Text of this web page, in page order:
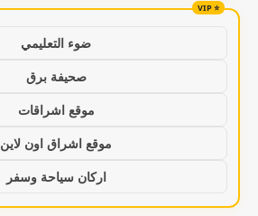
ضوء التعليمي
صحيفة برق
موقع اشراقات
موقع اشراق اون لاين
اركان سياحة وسفر